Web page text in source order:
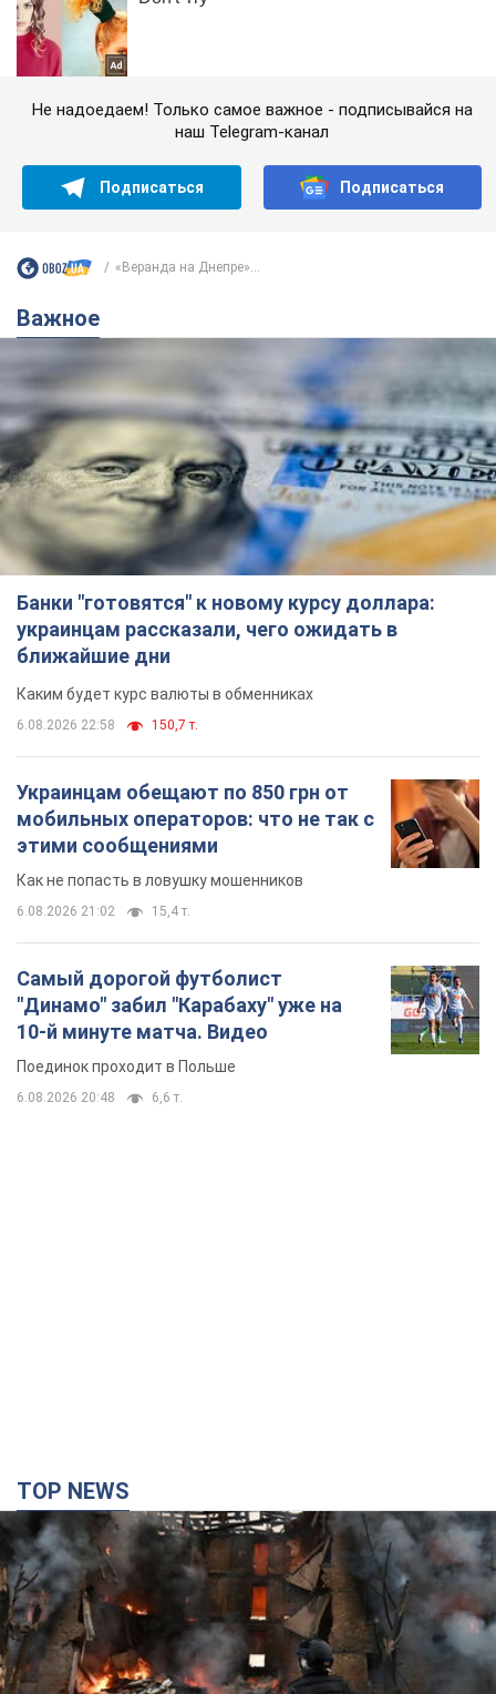
Не надоедаем! Только самое важное - подписывайся на
наш Telegram-канал
Подписаться Подписаться
«Веранда на Днепре»...
Важное
Банки "готовятся" к новому курсу доллара:
украинцам рассказали, чего ожидать в
ближайшие дни
Каким будет курс валюты в обменниках
6.08.2026 22:58 150,7 т.
Украинцам обещают по 850 грн от
мобильных операторов: что не так с
этими сообщениями
Как не попасть в ловушку мошенников
6.08.2026 21:02 15,4 т.
Самый дорогой футболист
"Динамо" забил "Карабаху" уже на
10-й минуте матча. Видео
Поединок проходит в Польше
6.08.2026 20:48 6,6 т.
TOP NEWS